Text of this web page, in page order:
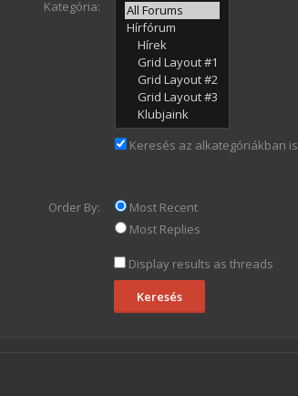
Kategória:
Keresés az alkategóriákban is
Order By:
Most Recent
Most Replies
Display results as threads